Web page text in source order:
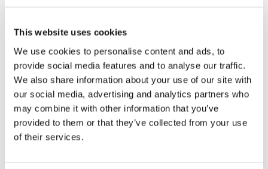
This website uses cookies
We use cookies to personalise content and ads, to
provide social media features and to analyse our traffic.
We also share information about your use of our site with
our social media, advertising and analytics partners who
may combine it with other information that you’ve
provided to them or that they’ve collected from your use
of their services.
SKEPPSBYGGNAD
Ek-River till Ektank